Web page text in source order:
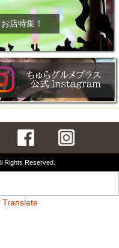
店特集！
Rights Reserved.
Translate